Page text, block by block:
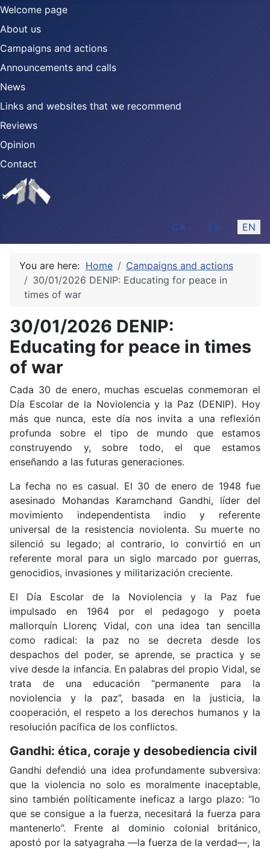
Welcome page
About us
Campaigns and actions
Announcements and calls
News
Links and websites that we recommend
Reviews
Opinion
Contact
Select your language
CA ES EN
You are here: Home
Campaigns and actions
30/01/2026 DENIP: Educating for peace in
times of war
30/01/2026 DENIP:
Educating for peace in times
of war
Cada 30 de enero, muchas escuelas conmemoran el
Día Escolar de la Noviolencia y la Paz (DENIP). Hoy
más que nunca, este día nos invita a una reflexión
profunda sobre el tipo de mundo que estamos
construyendo y, sobre todo, el que estamos
enseñando a las futuras generaciones.
La fecha no es casual. El 30 de enero de 1948 fue
asesinado Mohandas Karamchand Gandhi, líder del
movimiento independentista indio y referente
universal de la resistencia noviolenta. Su muerte no
silenció su legado; al contrario, lo convirtió en un
referente moral para un siglo marcado por guerras,
genocidios, invasiones y militarización creciente.
El Día Escolar de la Noviolencia y la Paz fue
impulsado en 1964 por el pedagogo y poeta
mallorquín Llorenç Vidal, con una idea tan sencilla
como radical: la paz no se decreta desde los
despachos del poder, se aprende, se practica y se
vive desde la infancia. En palabras del propio Vidal, se
trata de una educación “permanente para la
noviolencia y la paz”, basada en la justicia, la
cooperación, el respeto a los derechos humanos y la
resolución pacífica de los conflictos.
Gandhi: ética, coraje y desobediencia civil
Gandhi defendió una idea profundamente subversiva:
que la violencia no solo es moralmente inaceptable,
sino también políticamente ineficaz a largo plazo: “lo
que se consigue a la fuerza, necesitará la fuerza para
mantenerlo”. Frente al dominio colonial británico,
apostó por la satyagraha —la fuerza de la verdad—, la